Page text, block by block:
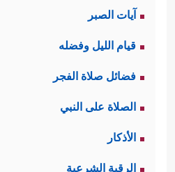
آيات الصبر
قيام الليل وفضله
فضائل صلاة الفجر
الصلاة على النبي
الأذكار
الرقية الشرعية